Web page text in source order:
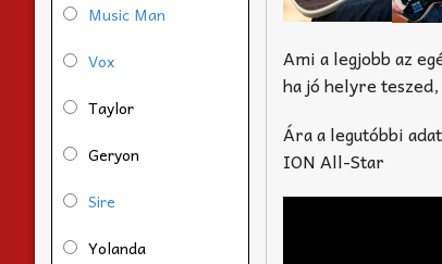
Ami a legjobb az
ha jó helyre
Ára a legutóbbi
ION All-Star
Music Man
Vox
Taylor
Geryon
Sire
Yolanda